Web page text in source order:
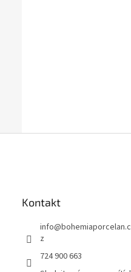
Kontakt
info@bohemiaporcelan.c
z
724 900 663